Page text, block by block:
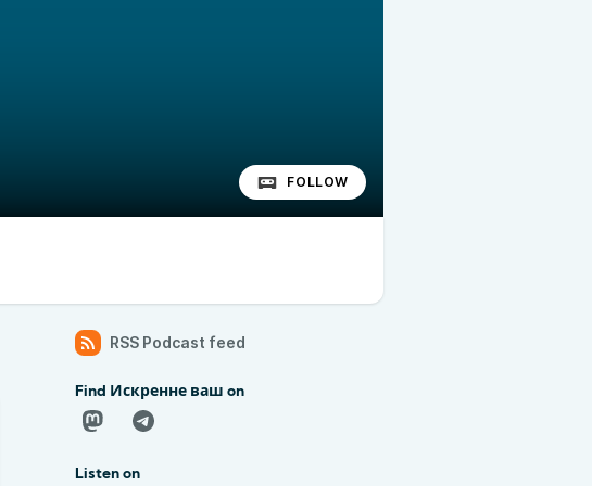
FOLLOW
RSS Podcast feed
Find Искренне ваш on
Listen on